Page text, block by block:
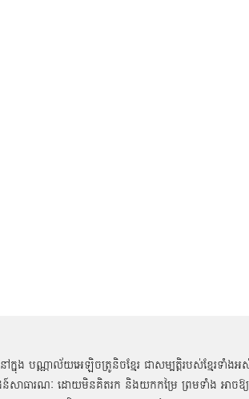
នុង បណ្ណាល័យអេឡិចត្រូនិចខ្មែរ ជាសម្បតិ្តរបស់ខ្មែរទាំងអ
ជន៍សាធារណៈ ដោយមិនគិតរក និងយកកម្រៃ ព្រមទាំង អាចឱ្យ